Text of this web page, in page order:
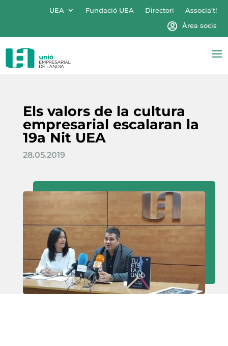
UEA Fundació UEA Directori
Associa’t!
Àrea socis
Els valors de la cultura
empresarial escalaran la
19a Nit UEA
28.05.2019